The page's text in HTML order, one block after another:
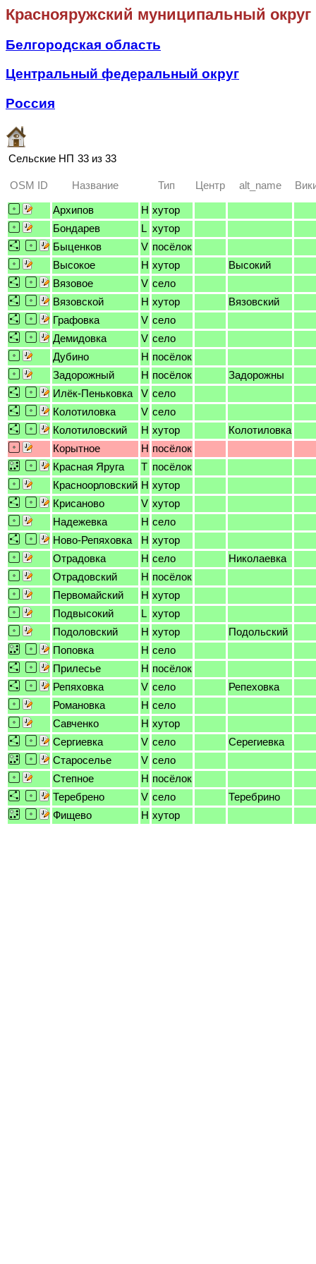
Краснояружский муниципальный округ
Белгородская область
Центральный федеральный округ
Россия
Сельские НП 33 из 33
OSM ID Название Тип Центр alt_name
Архипов H хутор
Бондарев
L хутор
Быценков
V посёлок
Высокое
H хутор
Высокий
Вязовое
V село
Вязовской
H хутор
Вязовский
Графовка
V село
Демидовка
V село
Дубино
H посёлок
Задорожный
H посёлок
Задорожны
Илёк-Пеньковка
V село
Колотиловка
V село
Колотиловский
H хутор
Колотиловка
Корытное
H посёлок
Красная Яруга
T посёлок
Красноорловский H хутор
Крисаново
V хутор
Надежевка
H село
Ново-Репяховка
H хутор
Отрадовка
H село
Николаевка
Отрадовский
H посёлок
Первомайский
H хутор
Подвысокий
L хутор
Подоловский
H хутор
Подольский
Поповка
H село
Прилесье
H посёлок
Репяховка
V село
Репеховка
Романовка
H село
Савченко
H хутор
Сергиевка
V село
Серегиевка
Староселье
V село
Степное
H посёлок
Теребрено
V село
Теребрино
Фищево
H хутор